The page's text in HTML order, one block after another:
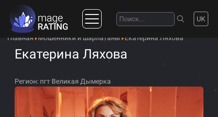
UK
Главная Мошенники и шарлатаны Екатерина Ляхова
Екатерина Ляхова
Регион: пгт Великая Дымерка